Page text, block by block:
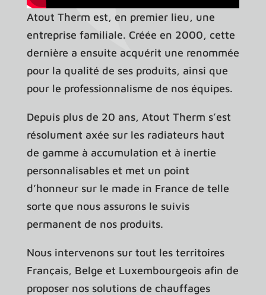
Atout Therm est, en premier lieu, une
entreprise familiale. Créée en 2000, cette
dernière a ensuite acquérit une renommée
pour la qualité de ses produits, ainsi que
pour le professionnalisme de nos équipes.
Depuis plus de 20 ans, Atout Therm s’est
résolument axée sur les radiateurs haut
de gamme à accumulation et à inertie
personnalisableset met un point
d’honneur sur le made in France de telle
sorte que nous assurons le suivis
permanent de nos produits.
Nous intervenons sur tout les territoires
Français, Belge et Luxembourgeois afin de
proposer nos solutions de chauffages